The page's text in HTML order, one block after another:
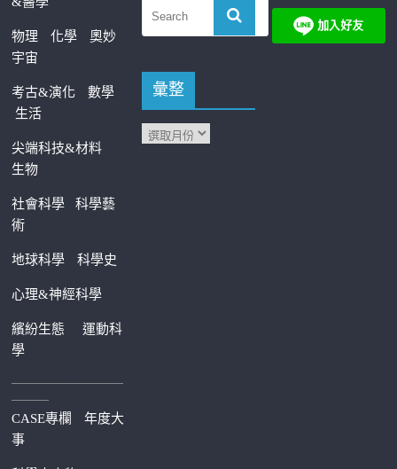
物理 化學
奧妙
宇宙
考古&演化
數學
生活
尖端科技&材料
生物
社會科學科學藝
術
地球科學 科學史
心理&神經科學
繽紛生態運動科
學
—————————
———
CASE專欄
年度大
事
彙整